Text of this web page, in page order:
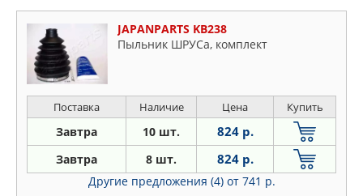
JAPANPARTS KB238
Пыльник ШРУСа, комплект
Поставка Наличие Цена Купить
Завтра 10 шт. 824 р.
Завтра 8 шт. 824 р.
Другие предложения (4) от 741 р.